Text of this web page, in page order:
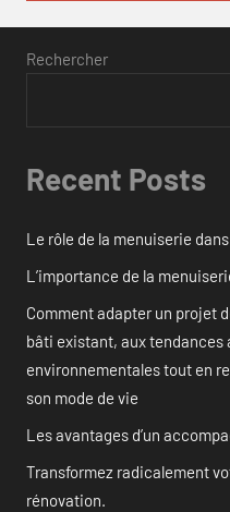
Rechercher
Recent Posts
Le rôle de la menuiserie
L’importance de la
Comment adapter un projet
bâti existant, aux tendances
environnementales tout en
son mode de vie
Les avantages d’un
Transformez radicalement
rénovation.